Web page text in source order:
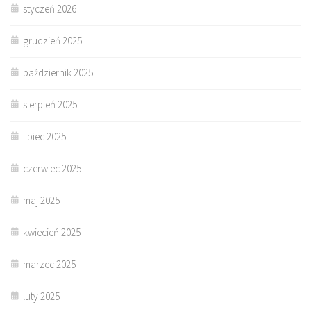
styczeń 2026
grudzień 2025
październik 2025
sierpień 2025
lipiec 2025
czerwiec 2025
maj 2025
kwiecień 2025
marzec 2025
luty 2025